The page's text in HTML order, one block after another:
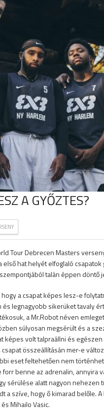
A GYŐZTES?
Tour Debrecen Masters
hat helyét elfoglaló
talán éppen döntő
a csapat képes lesz-e
legnagyobb sikerüket tavaly
a Mr.Robot néven
súlyosan megsérült és a
volt talpraállni és
összeállításán mer-e
eset feltehetően nem
benne az adrenalin, annyira
sérülése alatt nagyon nehezen
a szíve, hogy ő kimarad belőle.
Mihailo Vasic.